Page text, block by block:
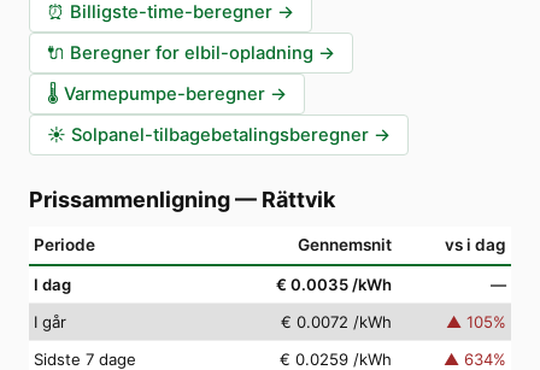
⏰ Billigste-time-beregner →
🔌 Beregner for elbil-opladning →
🌡️ Varmepumpe-beregner →
☀️ Solpanel-tilbagebetalingsberegner →
Prissammenligning— Rättvik
Periode Gennemsnit vs i dag
I dag € 0.0035 /kWh
—
I går
€ 0.0072 /kWh ▲ 105%
Sidste 7 dage
€ 0.0259 /kWh ▲ 634%